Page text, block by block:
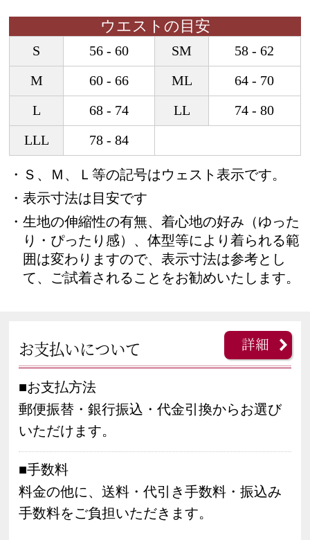
ウエストの目安
S 56 - 60 SM 58 - 62
M 60 - 66 ML 64 - 70
L 68 - 74 LL 74 - 80
LLL 78 - 84
・Ｓ、Ｍ、Ｌ等の記号はウェスト表示です。
・表示寸法は目安です
・生地の伸縮性の有無、着心地の好み（ゆった
り・ぴったり感）、体型等により着られる範
囲は変わりますので、表示寸法は参考とし
て、ご試着されることをお勧めいたします。
お支払いについて
■お支払方法
郵便振替・銀行振込・代金引換からお選び
いただけます。
■手数料
料金の他に、送料・代引き手数料・振込み
手数料をご負担いただきます。
詳細